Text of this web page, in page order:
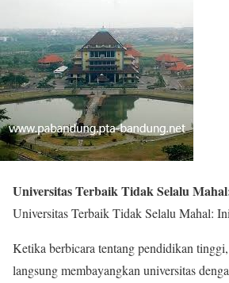
Universitas Terbaik Tidak Selalu
Universitas Terbaik Tidak Selalu Mahal:
Ketika berbicara tentang pendidikan
langsung membayangkan universitas